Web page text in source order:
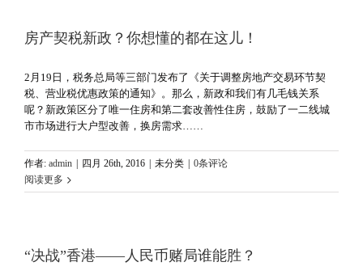
房产契税新政？你想懂的都在这儿！
2月19日，税务总局等三部门发布了《关于调整房地产交易环节契
税、营业税优惠政策的通知》。那么，新政和我们有几毛钱关系
呢？新政策区分了唯一住房和第二套改善性住房，鼓励了一二线城
市市场进行大户型改善，换房需求……
作者: admin 四月 26th, 2016 未分类
0条评论
阅读更多
“决战”香港——人民币赌局谁能胜？